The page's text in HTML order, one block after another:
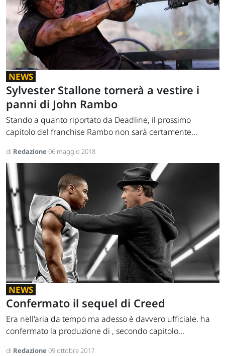
NEWS
Sylvester Stallone tornerà a vestire i
panni di John Rambo
Stando a quanto riportato da Deadline, il prossimo
capitolo del franchise Rambo non sarà certamente...
di Redazione06 maggio 2018
NEWS
Confermato il sequel di Creed
Era nell'aria da tempo ma adesso è davvero ufficiale. ha
confermato la produzione di , secondo capitolo...
di Redazione09 ottobre 2017